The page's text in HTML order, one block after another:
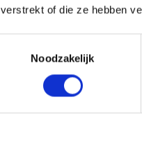
verstrekt of die ze hebben
Noodzakelijk
toilet, douche,
worden gedeeld met de
2